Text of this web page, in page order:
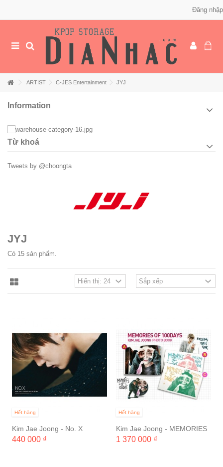
Đăng nhập
ARTIST C-JES Entertainment JYJ
Information
Từ khoá
Tweets by @choongta
JYJ
Có 15 sản phẩm.
Hết hàng
Kim Jae Joong - No. X
440 000 ₫
Hết hàng
Kim Jae Joong - MEMORIES
OF 100 DAYS
1 370 000 ₫